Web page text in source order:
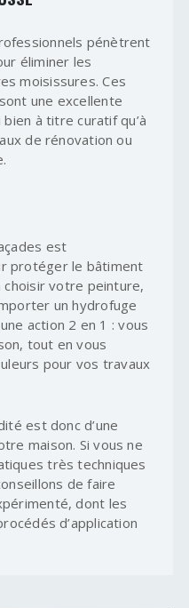
pénètrent
éliminer les
moisissures. Ces
une excellente
à titre curatif qu’à
de rénovation ou
est
protéger le bâtiment
choisir votre peinture,
un hydrofuge
action 2 en 1 : vous
tout en vous
pour vos travaux
est donc d’une
maison. Si vous ne
très techniques
de faire
dont les
d’application